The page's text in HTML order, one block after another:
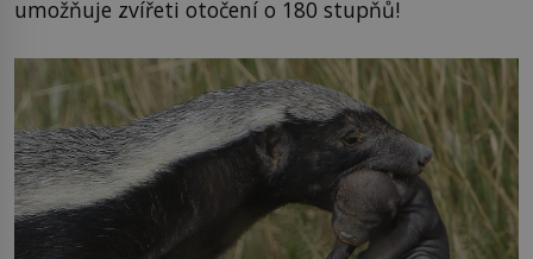
umožňuje zvířeti otočení o 180 stupňů!